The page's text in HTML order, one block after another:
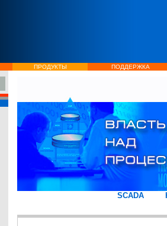
ПРОДУКТЫ ПОДДЕРЖКА
SCADA